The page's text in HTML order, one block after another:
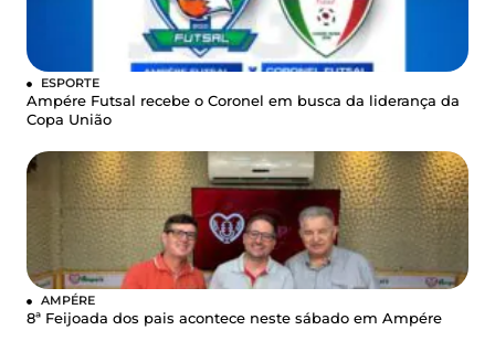
ESPORTE
Ampére Futsal recebe o Coronel em busca da liderança da
Copa União
AMPÉRE
8ª Feijoada dos pais acontece neste sábado em Ampére